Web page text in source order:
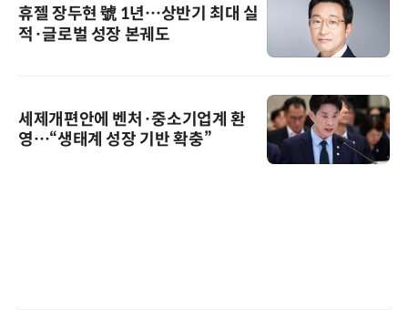
휴젤 장두현 號 1년…상반기 최대 실
적·글로벌 성장 본궤도
세제개편안에 벤처·중소기업계 환
영…“생태계 성장 기반 확충”